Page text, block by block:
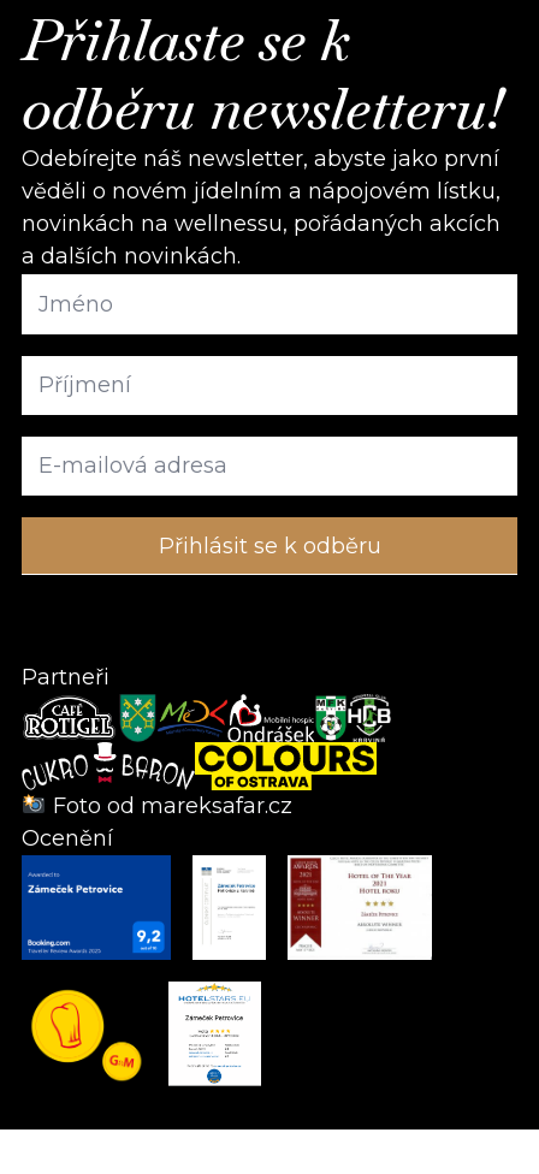
Přihlaste se k
odběru newsletteru!
Odebírejte náš newsletter, abyste jako první
věděli o novém jídelním a nápojovém lístku,
novinkách na wellnessu, pořádaných akcích
a dalších novinkách.
Partneři
Foto od mareksafar.cz
Ocenění